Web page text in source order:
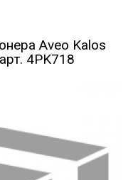
Aveo Kalos
4PK718